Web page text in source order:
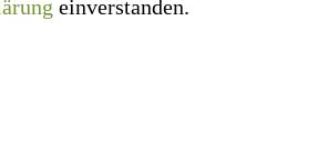
einverstanden.